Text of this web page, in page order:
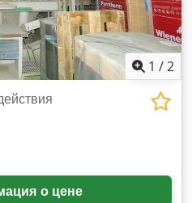
1 /2
о цене